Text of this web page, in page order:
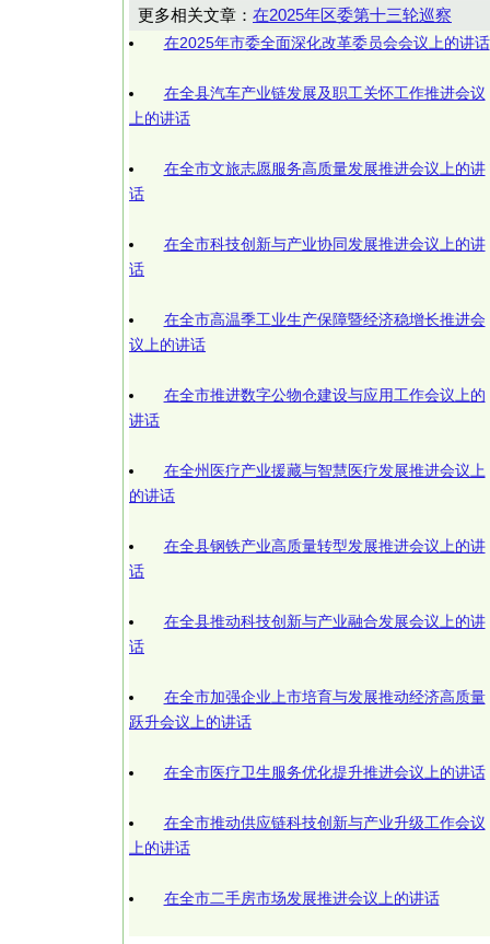
更多相关文章： 在2025年区委第十三轮巡察
在2025年市委全面深化改革委员会会议上的讲话
在全县汽车产业链发展及职工关怀工作推进会议
上的讲话
在全市文旅志愿服务高质量发展推进会议上的讲
话
在全市科技创新与产业协同发展推进会议上的讲
话
在全市高温季工业生产保障暨经济稳增长推进会
议上的讲话
在全市推进数字公物仓建设与应用工作会议上的
讲话
在全州医疗产业援藏与智慧医疗发展推进会议上
的讲话
在全县钢铁产业高质量转型发展推进会议上的讲
话
在全县推动科技创新与产业融合发展会议上的讲
话
在全市加强企业上市培育与发展推动经济高质量
跃升会议上的讲话
在全市医疗卫生服务优化提升推进会议上的讲话
在全市推动供应链科技创新与产业升级工作会议
上的讲话
在全市二手房市场发展推进会议上的讲话